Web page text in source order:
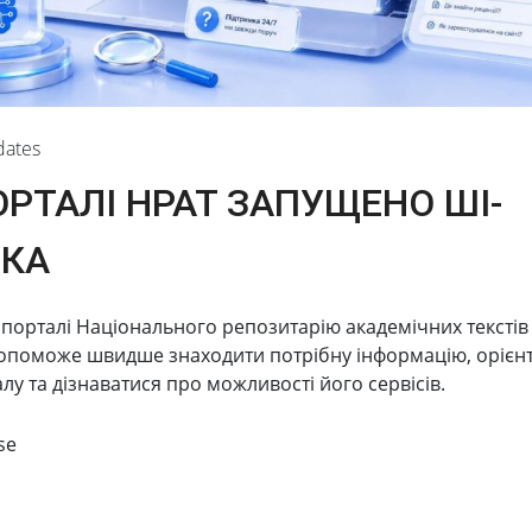
luminescence in dosimetric phosphorus based on
НРАТ ЗАПУЩЕНО ШІ-
Національного репозитарію академічних
швидше знаходити потрібну інформацію,
та дізнаватися про можливості його сервісів.